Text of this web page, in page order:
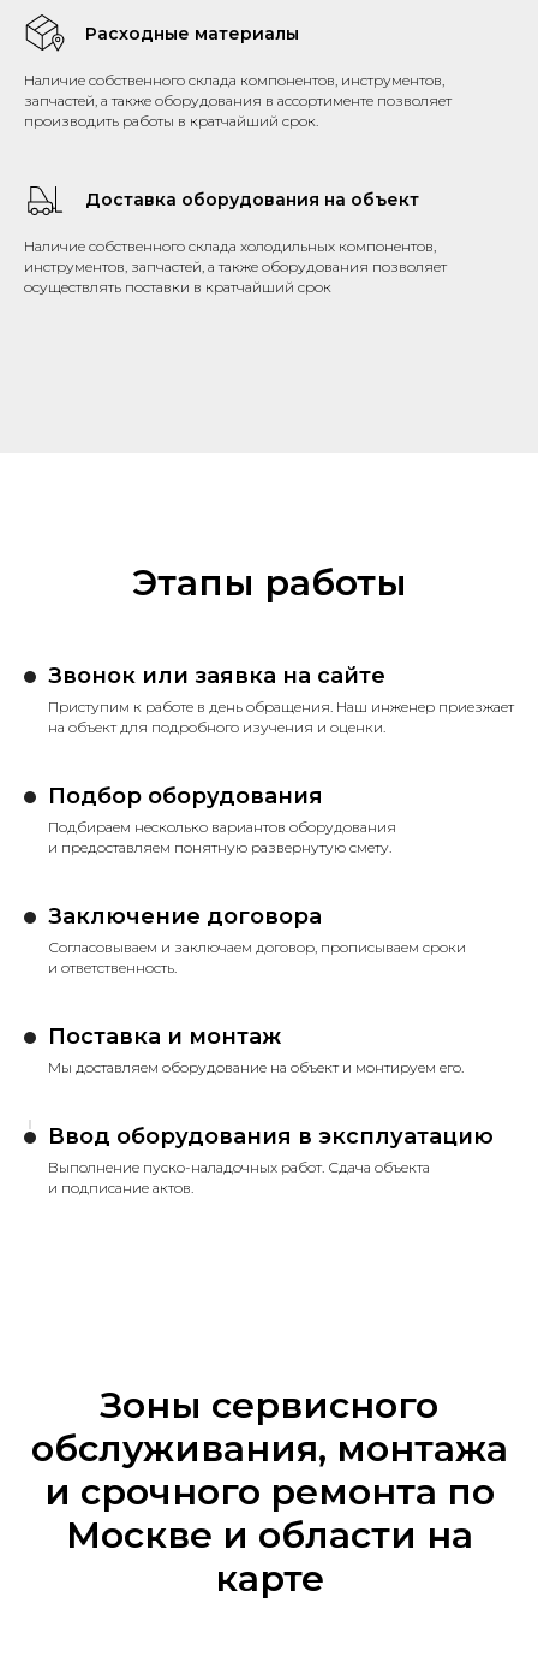
Расходные материалы
Наличие собственного склада компонентов, инструментов,
запчастей, а также оборудования в ассортименте позволяет
производить работы в кратчайший срок.
Доставка оборудования на объект
Наличие собственного склада холодильных компонентов,
инструментов, запчастей, а также оборудования позволяет
осуществлять поставки в кратчайший срок
Этапы работы
Звонок или заявка на сайте
Приступим к работе в день обращения. Наш инженер приезжает
на объект для подробного изучения и оценки.
Подбор оборудования
Подбираем несколько вариантов оборудования
и предоставляем понятную развернутую смету.
Заключение договора
Согласовываем и заключаем договор, прописываем сроки
и ответственность.
Поставка и монтаж
Мы доставляем оборудование на объект и монтируем его.
Ввод оборудования в эксплуатацию
Выполнение пуско-наладочных работ. Сдача объекта
и подписание актов.
Зоны сервисного
обслуживания, монтажа
и срочного ремонта по
Москве и области на
карте